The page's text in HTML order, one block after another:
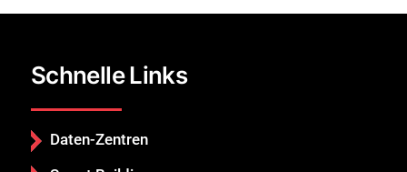
Schnelle Links
Daten-Zentren